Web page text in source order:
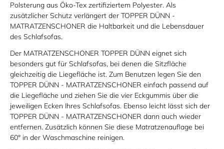
Polsterung aus Öko-Tex zertifiziertem Polyester. Als
zusätzlicher Schutz verlängert der TOPPER DÜNN -
MATRATZENSCHONER die Haltbarkeit und die Lebensdauer
des Schlafsofas.
Der MATRATZENSCHONER TOPPER DÜNN eignet sich
besonders gut für Schlafsofas, bei denen die Sitzfläche
gleichzeitig die Liegefläche ist. Zum Benutzen legen Sie den
TOPPER DÜNN - MATRATZENSCHONER einfach passend auf
die Liegefläche und ziehen Sie die vier Eckgummis über die
jeweiligen Ecken Ihres Schlafsofas. Ebenso leicht lässt sich der
TOPPER DÜNN - MATRATZENSCHONER dann auch wieder
entfernen. Zusätzlich können Sie diese Matratzenauflage bei
60° in der Waschmaschine reinigen.